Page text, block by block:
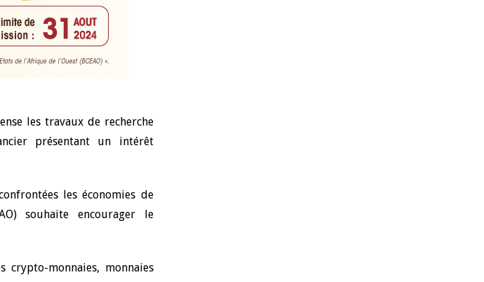
les travaux de recherche
présentant un intérêt
les économies de
souhaite encourager le
crypto-monnaies, monnaies